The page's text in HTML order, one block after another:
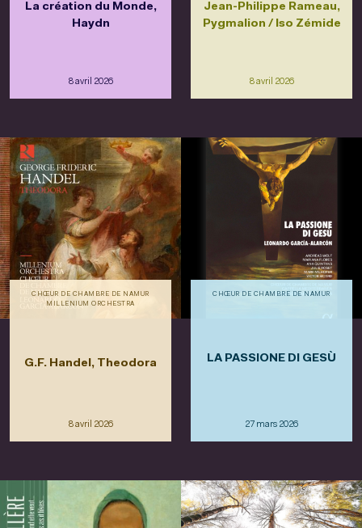
La création du Monde,
Haydn
8 avril 2026
Jean-Philippe Rameau,
Pygmalion / Iso Zémide
8 avril 2026
CHŒUR DE CHAMBRE DE NAMUR
MILLENIUM ORCHESTRA
G.F. Handel, Theodora
8 avril 2026
CHŒUR DE CHAMBRE DE NAMUR
LA PASSIONE DI GESÙ
27 mars 2026